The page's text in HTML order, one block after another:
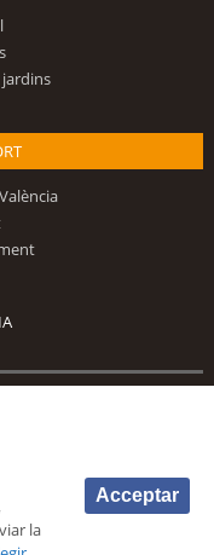
jardins
la
Acceptar